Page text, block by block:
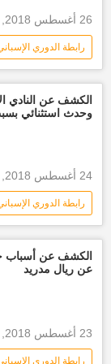
26 أغسطس 2018, 21:01 GMT
رابطة الدوري
الأخبار
الدوري الإسباني
الكشف عن النادي
وحدث استثنائي
24 أغسطس 2018, 18:55 GMT
رابطة الدوري
الأخبار
أخبار نادي ريال مدريد
الكشف عن أسباب
عن ريال مدريد
23 أغسطس 2018, 23:25 GMT
رابطة الدوري